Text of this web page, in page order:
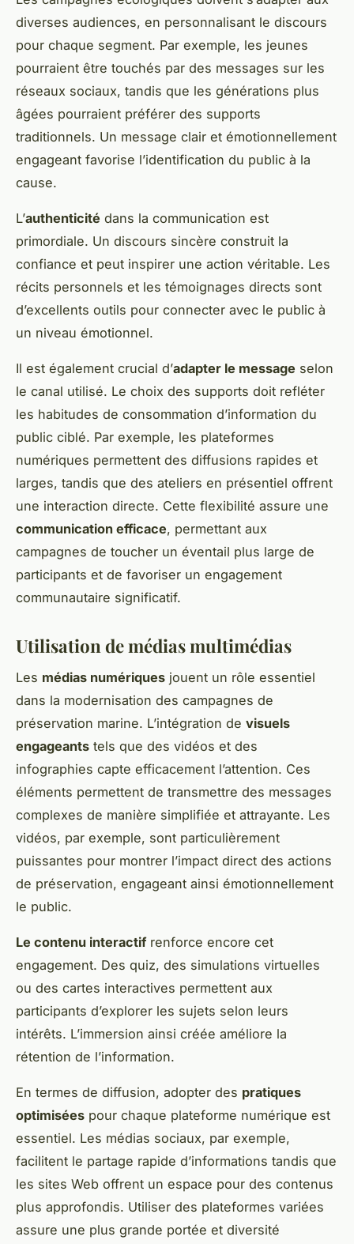
diverses audiences, en personnalisant le discours
pour chaque segment. Par exemple, les jeunes
pourraient être touchés par des messages sur les
réseaux sociaux, tandis que les générations plus
âgées pourraient préférer des supports
traditionnels. Un message clair et émotionnellement
engageant favorise l’identification du public à la
cause.
L’authenticité dans la communication est
primordiale. Un discours sincère construit la
confiance et peut inspirer une action véritable. Les
récits personnels et les témoignages directs sont
d’excellents outils pour connecter avec le public à
un niveau émotionnel.
Il est également crucial d’adapter le message selon
le canal utilisé. Le choix des supports doit refléter
les habitudes de consommation d’information du
public ciblé. Par exemple, les plateformes
numériques permettent des diffusions rapides et
larges, tandis que des ateliers en présentiel offrent
une interaction directe. Cette flexibilité assure une
communication efficace, permettant aux
campagnes de toucher un éventail plus large de
participants et de favoriser un engagement
communautaire significatif.
Utilisation de médias multimédias
Les médias numériques jouent un rôle essentiel
dans la modernisation des campagnes de
préservation marine. L’intégration de visuels
engageants tels que des vidéos et des
infographies capte efficacement l’attention. Ces
éléments permettent de transmettre des messages
complexes de manière simplifiée et attrayante. Les
vidéos, par exemple, sont particulièrement
puissantes pour montrer l’impact direct des actions
de préservation, engageant ainsi émotionnellement
le public.
Le contenu interactifrenforce encore cet
engagement. Des quiz, des simulations virtuelles
ou des cartes interactives permettent aux
participants d’explorer les sujets selon leurs
intérêts. L’immersion ainsi créée améliore la
rétention de l’information.
En termes de diffusion, adopter des pratiques
optimisées pour chaque plateforme numérique est
essentiel. Les médias sociaux, par exemple,
facilitent le partage rapide d’informations tandis que
les sites Web offrent un espace pour des contenus
plus approfondis. Utiliser des plateformes variées
assure une plus grande portée et diversité